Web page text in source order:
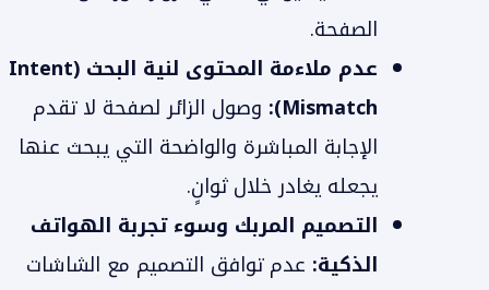
الصفحة.
عدم ملاءمة المحتوى لنية البحث (Intent
Mismatch):
وصول الزائر لصفحة لا تقدم
الإجابة المباشرة والواضحة التي يبحث عنها
يجعله يغادر خلال ثوانٍ.
التصميم المربك وسوء تجربة الهواتف
الذكية: عدم توافق التصميم مع الشاشات